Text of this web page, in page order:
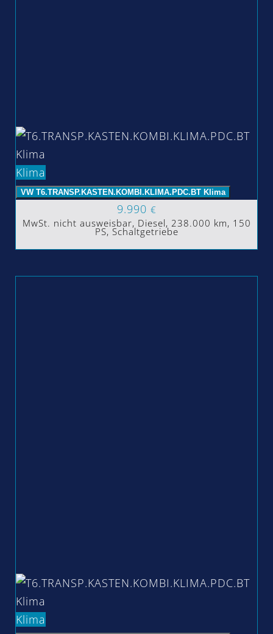
Klima
VW T6.TRANSP.KASTEN.KOMBI.KLIMA.PDC.BT Klima
9.990 €
MwSt. nicht ausweisbar, Diesel, 238.000 km, 150
PS, Schaltgetriebe
Klima